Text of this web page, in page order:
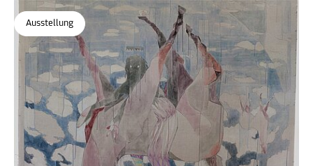
Ausstellung